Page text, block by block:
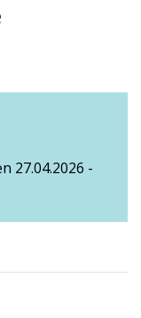
27.04.2026 -